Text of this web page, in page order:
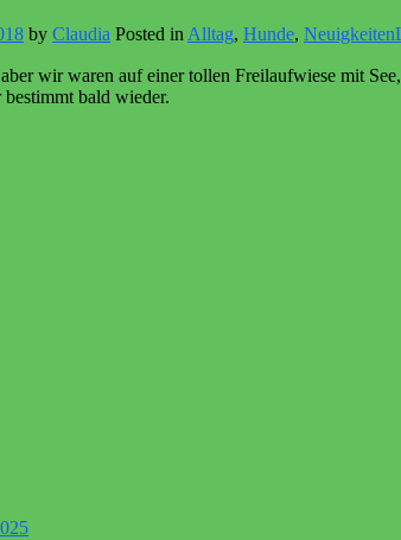
by Claudia Posted in Alltag, Hunde, Neuigkeiten
wir waren auf einer tollen Freilaufwiese mit
bald wieder.